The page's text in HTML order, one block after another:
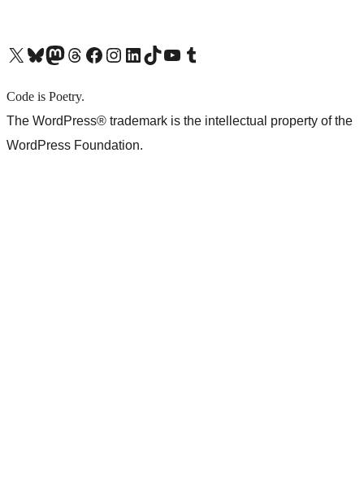
X (旧 Twitter) アカウントへBluesky アカウントへMastodon アカウントへThreads アカウントへ Facebook ページへInstagram アカウントへ LinkedIn アカウントへTikTok アカウントへYouTube チャンネルへ Tumblr アカウントへ
Code is Poetry.
The WordPress® trademark is the intellectual property of the
WordPress Foundation.